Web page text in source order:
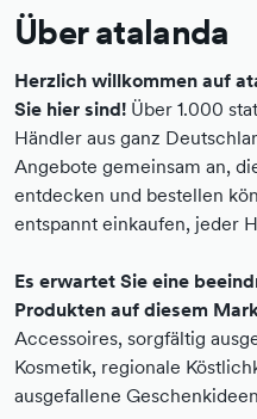
Über atalanda
Herzlich willkommen auf
Sie hier sind! Über 1.000
Händler aus ganz
Angebote gemeinsam an,
entdecken und bestellen
entspannt einkaufen, jeder
Es erwartet Sie eine
Produkten auf diesem
Accessoires, sorgfältig
Kosmetik, regionale
ausgefallene